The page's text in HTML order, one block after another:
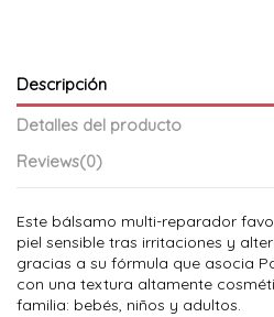
Descripción
Detalles del producto
Reviews(0)
Este bálsamo multi-reparador
piel sensible tras irritaciones y
gracias a su fórmula que asocia
con una textura altamente
familia: bebés, niños y adultos.